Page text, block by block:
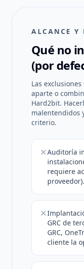
ALCANCE Y
Qué no
(por
Las
aparte o
Hard2bit.
malentendidos
criterio.
Auditoría
requiere
proveedor).
GRC de
GRC,
cliente la